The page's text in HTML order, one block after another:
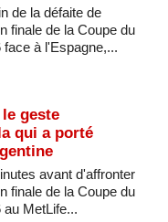
de la défaite de
finale de la Coupe du
face à l'Espagne,...
geste
qui a porté
avant d'affronter
finale de la Coupe du
au MetLife...